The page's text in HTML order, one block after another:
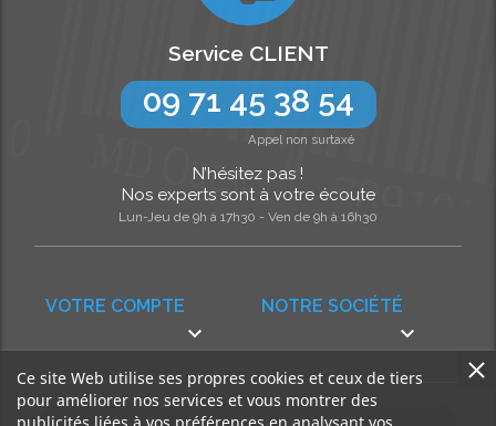
NOTRE SOCIÉTÉ

VOTRE COMPTE

Service CLIENT
09 71 45 38 54
Appel non surtaxé
N’hésitez pas !
Nos experts sont à votre écoute
Lun-Jeu de 9h à 17h30 - Ven de 9h à 16h30
Ce site Web utilise ses propres cookies et ceux de tiers
pour améliorer nos services et vous montrer des